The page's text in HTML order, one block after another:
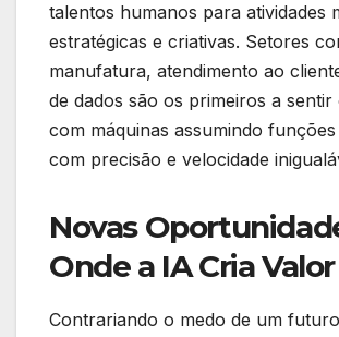
talentos humanos para atividades
estratégicas e criativas. Setores
manufatura, atendimento ao
de dados são os primeiros a sentir
com máquinas assumindo
com precisão e velocidade
Novas
Onde a IA Cria Valor
Contrariando o medo de um